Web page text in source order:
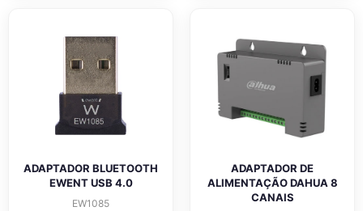
ADAPTADOR BLUETOOTH
EWENT USB 4.0
EW1085
ADAPTADOR DE
ALIMENTAÇÃO DAHUA 8
CANAIS